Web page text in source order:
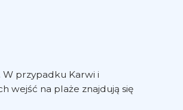
przypadku Karwi i
wejść na plaże znajdują się